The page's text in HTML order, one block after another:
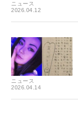
ニュース
2026.04.12
ニュース
2026.04.14